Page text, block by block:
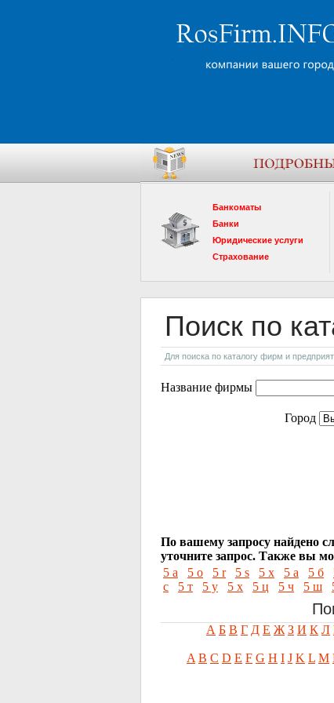
Банкоматы
Банки
Юридические услуги
Страхование
Поиск по
Для поиска по каталогу фирм и
Название фирмы
Город
По вашему запросу найдено
уточните запрос. Также вы
5 a
5 o 5 r 5 s 5 x 5 а 5 б
с
5 т 5 у 5 х 5 ц 5 ч 5 ш
А Б В Г Д Е Ж З И К Л
A B C D E F G H I J K L M